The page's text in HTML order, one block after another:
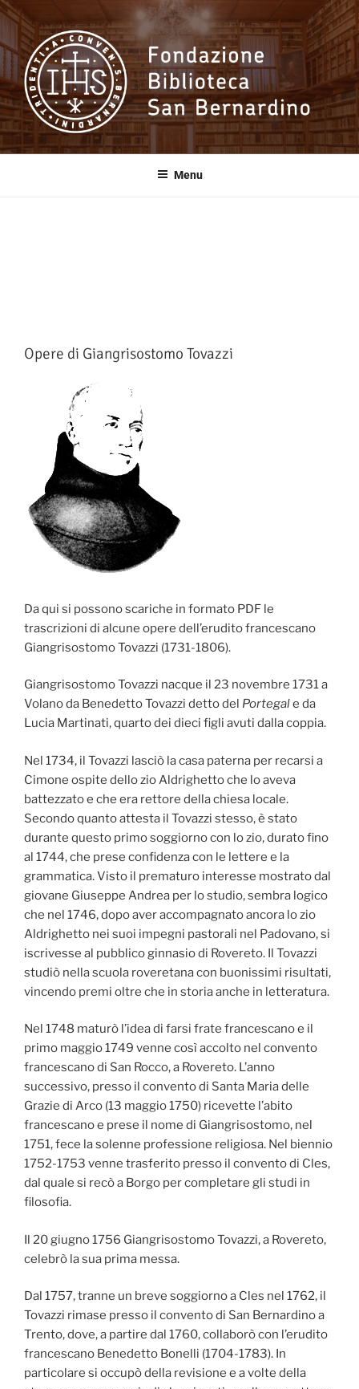
Salta
contenuto
Fondazione
Biblioteca SanMenu
Opere di Giangrisostomo Tovazzi
Da qui si possono scariche in formato PDF le
trascrizioni di alcune opere dell’erudito francescano
Giangrisostomo Tovazzi (1731-1806).
Giangrisostomo Tovazzi nacque il 23 novembre 1731 a
Volano da Benedetto Tovazzi detto del Portegale da
Lucia Martinati, quarto dei dieci figli avuti dalla coppia.
Nel 1734, il Tovazzi lasciò la casa paterna per recarsi a
Cimone ospite dello zio Aldrighetto che lo aveva
battezzato e che era rettore della chiesa locale.
Secondo quanto attesta il Tovazzi stesso, è stato
durante questo primo soggiorno con lo zio, durato fino
al 1744, che prese confidenza con le lettere e la
grammatica. Visto il prematuro interesse mostrato dal
giovane Giuseppe Andrea per lo studio, sembra logico
che nel 1746, dopo aver accompagnato ancora lo zio
Aldrighetto nei suoi impegni pastorali nel Padovano, si
iscrivesse al pubblico ginnasio di Rovereto. Il Tovazzi
studiò nella scuola roveretana con buonissimi risultati,
vincendo premi oltre che in storia anche in letteratura.
Nel 1748 maturò l’idea di farsi frate francescano e il
primo maggio 1749 venne così accolto nel convento
francescano di San Rocco, a Rovereto. L’anno
successivo, presso il convento di Santa Maria delle
Grazie di Arco (13 maggio 1750) ricevette l’abito
francescano e prese il nome di Giangrisostomo, nel
1751, fece la solenne professione religiosa. Nel biennio
1752-1753 venne trasferito presso il convento di Cles,
dal quale si recò a Borgo per completare gli studi in
filosofia.
Il 20 giugno 1756 Giangrisostomo Tovazzi, a Rovereto,
celebrò la sua prima messa.
Dal 1757, tranne un breve soggiorno a Cles nel 1762, il
Tovazzi rimase presso il convento di San Bernardino a
Trento, dove, a partire dal 1760, collaborò con l’erudito
francescano Benedetto Bonelli (1704-1783). In
particolare si occupò della revisione e a volte della